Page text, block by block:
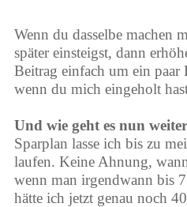
Wenn du dasselbe machen
später einsteigst, dann
Beitrag einfach um ein
wenn du mich eingeholt
Und wie geht es nun
Sparplan lasse ich bis zu
laufen. Keine Ahnung,
wenn man irgendwann bis
hätte ich jetzt genau noch